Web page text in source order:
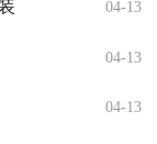
04-13
04-13
04-13